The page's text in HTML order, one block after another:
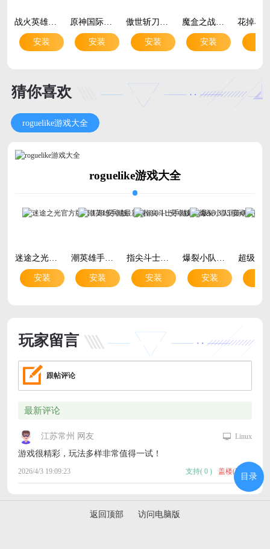
战火英雄传奇手游最新版v4 安卓版
安装
原神国际服官方版Genshin Impactv6.7.0_45486583_45768959 最新版
安装
傲世斩刀传奇手游官方版v1.0.2 热血复古传奇手游
安装
魔盒之战手游官方版v1.0.2 策略闯关手游
安装
猜你喜欢
roguelike游戏大全
roguelike游戏大全
迷途之光官方版v1.1.28 安卓版
安装
潮英雄手游最新版v0.0.11 安卓版
安装
指尖斗士手游最新版v3.3.15 安卓版
安装
爆裂小队国际服v6.3.24 安卓版
安装
玩家留言
跟帖评论
最新评论
江苏常州 网友
2026/4/3 19:09:23
游戏很精彩，玩法多样非常值得一试！
Linux
支持( 0) 盖楼(回复)
返回顶部 访问电脑版
目录